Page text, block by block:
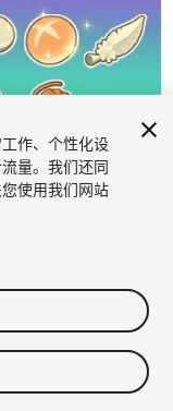
作、个性化设
量。我们还同
使用我们网站